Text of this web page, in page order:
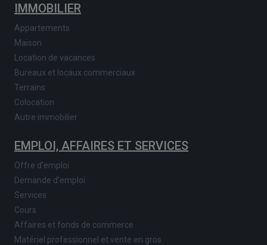
IMMOBILIER
Appartements
Maison
Location de vacances
Bureaux et locaux commerciaux
Terrains
Colocation
Autre immobilier
EMPLOI, AFFAIRES ET SERVICES
Offre d'emploi
Demande d'emploi
Services
Cours
Affaires et fonds de commerce
Matériel professionnel et vente en gros